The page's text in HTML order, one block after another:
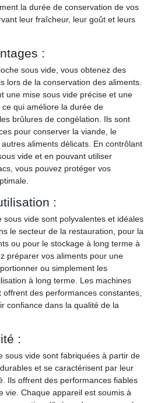
la durée de conservation de vos
leur fraîcheur, leur goût et leurs
:
sous vide, vous obtenez des
lors de la conservation des aliments.
une mise sous vide précise et une
qui améliore la durée de
brûlures de congélation. Ils sont
pour conserver la viande, le
aliments délicats. En contrôlant
vide et en pouvant utiliser
vous pouvez protéger vos
:
sous vide sont polyvalentes et idéales
le secteur de la restauration, pour la
ou pour le stockage à long terme à
préparer vos aliments pour une
ou simplement les
à long terme. Les machines
des performances constantes,
confiance dans la qualité de la
:
sous vide sont fabriquées à partir de
et se caractérisent par leur
Ils offrent des performances fiables
vie. Chaque appareil est soumis à